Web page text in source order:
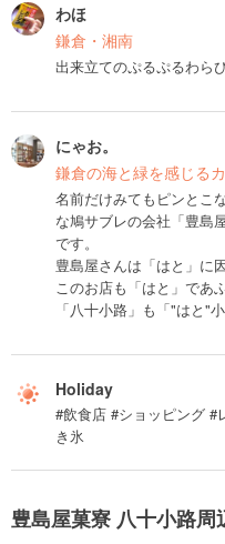
わほ
鎌倉・湘南
出来立てのぷるぷるわら
にゃお。
鎌倉の海と緑を感じる
名前だけみてもピンとこ
な鳩サブレの会社「豊島
です。
豊島屋さんは「はと」に
このお店も「はと」であ
「八十小路」も「"はと"小
Holiday
#飲食店 #ショッピング #
き氷
豊島屋菓寮 八十小路